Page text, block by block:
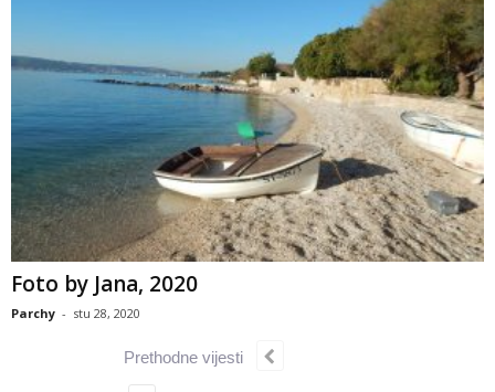
Foto by Jana, 2020
Parchy - stu 28, 2020
Prethodne vijesti